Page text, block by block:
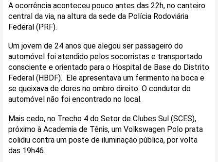
A ocorrência aconteceu pouco antes das 22h, no canteiro
central da via, na altura da sede da Polícia Rodoviária
Federal (PRF).
Um jovem de 24 anos que alegou ser passageiro do
automóvel foi atendido pelos socorristas e transportado
consciente e orientado para o Hospital de Base do Distrito
Federal (HBDF). Ele apresentava um ferimento na boca e
se queixava de dores no ombro direito. O condutor do
automóvel não foi encontrado no local.
Mais cedo, no Trecho 4 do Setor de Clubes Sul (SCES),
próximo à Academia de Tênis, um Volkswagen Polo prata
colidiu contra um poste de iluminação pública, por volta
das 19h46.